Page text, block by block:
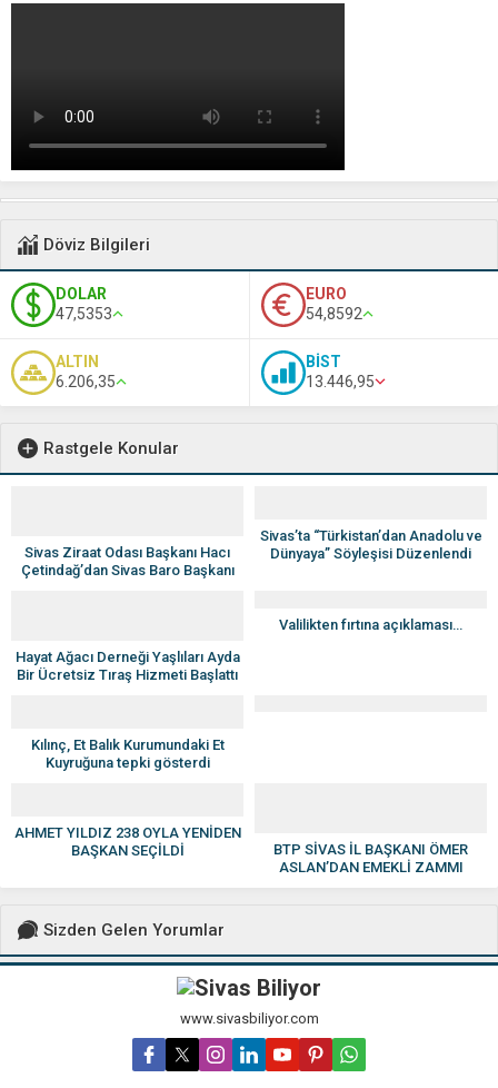
Döviz Bilgileri
DOLAR
47,5353
EURO
54,8592
ALTIN
6.206,35
BİST
13.446,95
Rastgele Konular
Sivas Ziraat Odası Başkanı Hacı
Çetindağ’dan Sivas Baro Başkanı
Sivas’ta “Türkistan’dan Anadolu ve
Dünyaya” Söyleşisi Düzenlendi
Hayat Ağacı Derneği Yaşlıları Ayda
Bir Ücretsiz Tıraş Hizmeti Başlattı
Valilikten fırtına açıklaması…
Kılınç, Et Balık Kurumundaki Et
Kuyruğuna tepki gösterdi
AHMET YILDIZ 238 OYLA YENİDEN
BAŞKAN SEÇİLDİ
BTP SİVAS İL BAŞKANI ÖMER
ASLAN’DAN EMEKLİ ZAMMI
TEPKİSİ
Sizden Gelen Yorumlar
www.sivasbiliyor.com